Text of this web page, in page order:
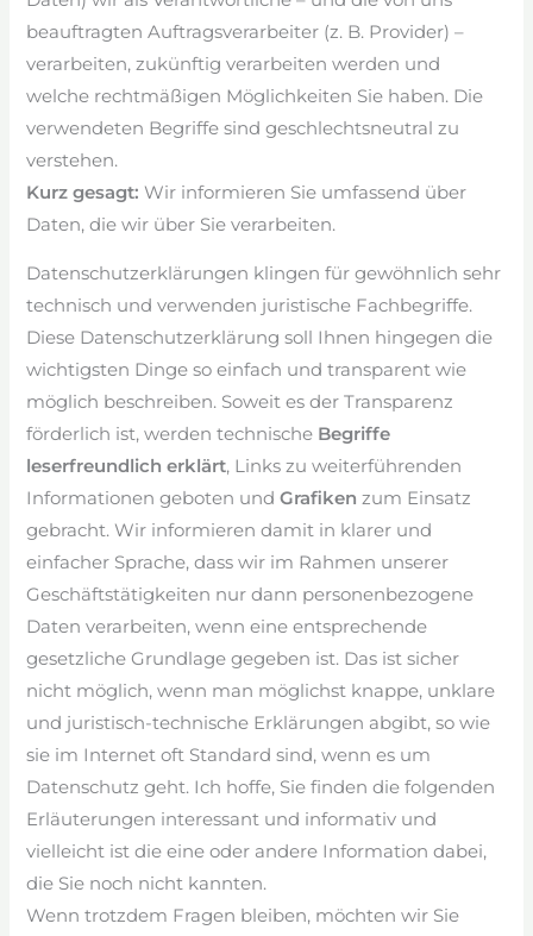
beauftragten Auftragsverarbeiter (z. B. Provider) –
verarbeiten, zukünftig verarbeiten werden und
welche rechtmäßigen Möglichkeiten Sie haben. Die
verwendeten Begriffe sind geschlechtsneutral zu
verstehen.
Kurz gesagt: Wir informieren Sie umfassend über
Daten, die wir über Sie verarbeiten.
Datenschutzerklärungen klingen für gewöhnlich sehr
technisch und verwenden juristische Fachbegriffe.
Diese Datenschutzerklärung soll Ihnen hingegen die
wichtigsten Dinge so einfach und transparent wie
möglich beschreiben. Soweit es der Transparenz
förderlich ist, werden technische Begriffe
leserfreundlich erklärt, Links zu weiterführenden
Informationen geboten undGrafiken zum Einsatz
gebracht. Wir informieren damit in klarer und
einfacher Sprache, dass wir im Rahmen unserer
Geschäftstätigkeiten nur dann personenbezogene
Daten verarbeiten, wenn eine entsprechende
gesetzliche Grundlage gegeben ist. Das ist sicher
nicht möglich, wenn man möglichst knappe, unklare
und juristisch-technische Erklärungen abgibt, so wie
sie im Internet oft Standard sind, wenn es um
Datenschutz geht. Ich hoffe, Sie finden die folgenden
Erläuterungen interessant und informativ und
vielleicht ist die eine oder andere Information dabei,
die Sie noch nicht kannten.
Wenn trotzdem Fragen bleiben, möchten wir Sie